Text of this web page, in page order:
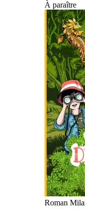
À paraître
Roman